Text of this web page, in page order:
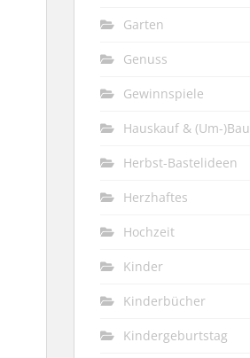
Garten
Genuss
Gewinnspiele
Hauskauf & (Um-)Bau
Herbst-Bastelideen
Herzhaftes
Hochzeit
Kinder
Kinderbücher
Kindergeburtstag